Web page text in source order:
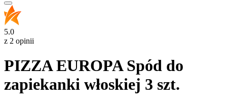
5.0
z 2 opinii
PIZZA EUROPA Spód do
zapiekanki włoskiej 3 szt.